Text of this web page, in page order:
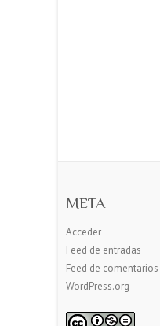
META
Acceder
Feed de entradas
Feed de comentarios
WordPress.org